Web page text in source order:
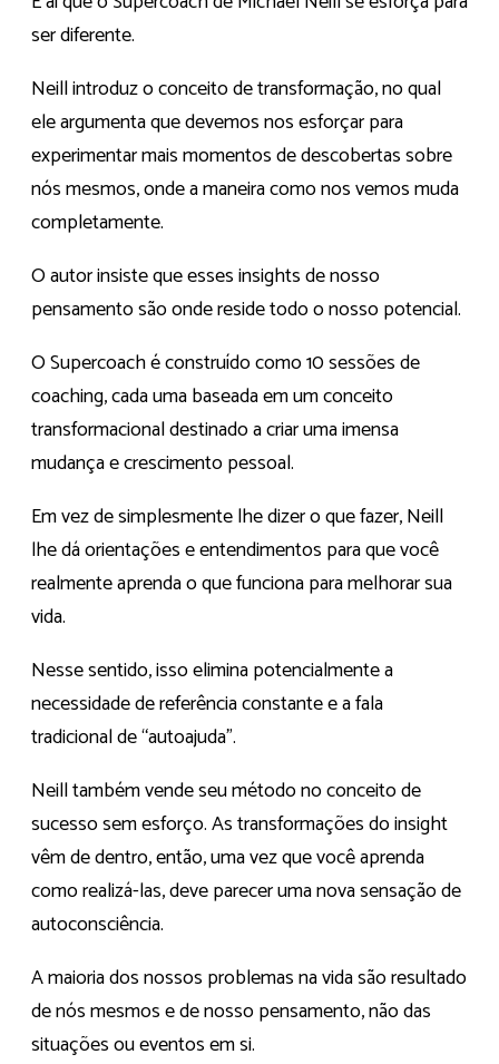
ser diferente.
Neill introduz o conceito de transformação, no qual
ele argumenta que devemos nos esforçar para
experimentar mais momentos de descobertas sobre
nós mesmos, onde a maneira como nos vemos muda
completamente.
O autor insiste que esses insights de nosso
pensamento são onde reside todo o nosso potencial.
O Supercoach é construído como 10 sessões de
coaching, cada uma baseada em um conceito
transformacional destinado a criar uma imensa
mudança e crescimento pessoal.
Em vez de simplesmente lhe dizer o que fazer, Neill
lhe dá orientações e entendimentos para que você
realmente aprenda o que funciona para melhorar sua
vida.
Nesse sentido, isso elimina potencialmente a
necessidade de referência constante e a fala
tradicional de “autoajuda”.
Neill também vende seu método no conceito de
sucesso sem esforço. As transformações do insight
vêm de dentro, então, uma vez que você aprenda
como realizá-las, deve parecer uma nova sensação de
autoconsciência.
A maioria dos nossos problemas na vida são resultado
de nós mesmos e de nosso pensamento, não das
situações ou eventos em si.